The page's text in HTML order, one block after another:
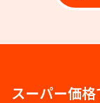
スーパー価格